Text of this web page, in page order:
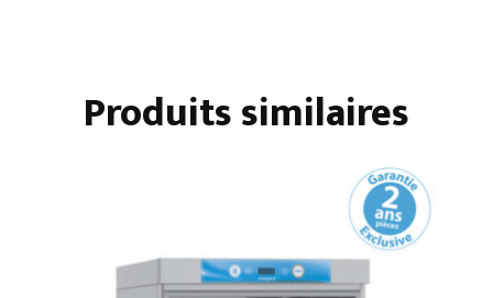
STANDARDProduits similaires